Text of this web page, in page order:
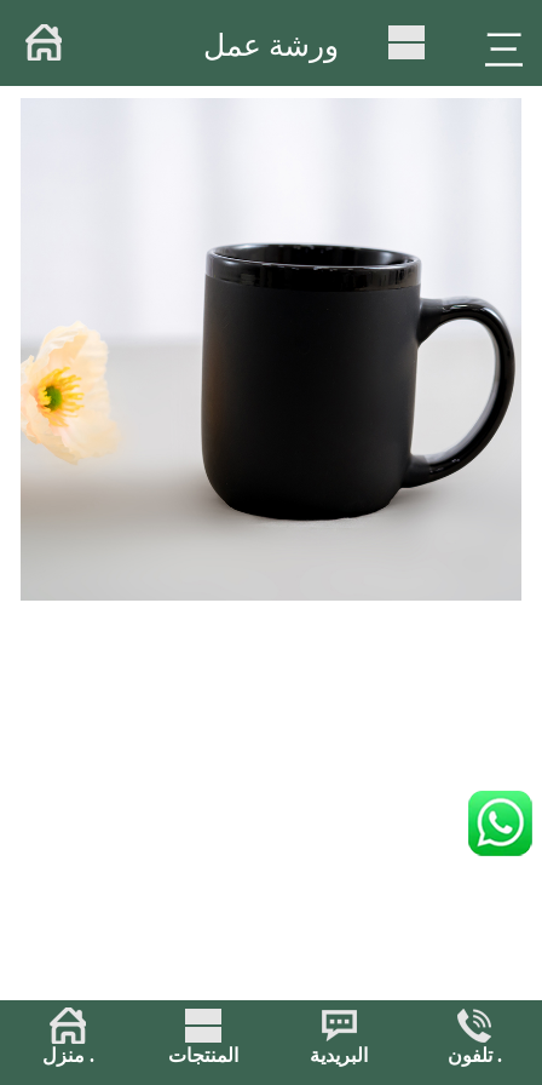
حول .
ورشة عمل
تسليم
الأخبار .
ربط
ورشة عمل 三
منزل . المنتجات البريدية تلفون .